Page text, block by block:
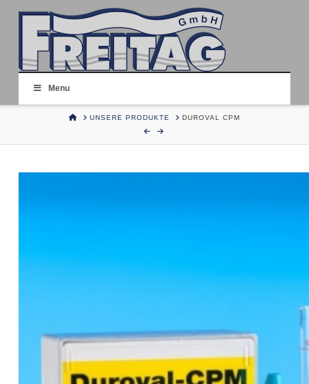
Menu
HOMEUNSERE PRODUKTE DUROVAL CPM